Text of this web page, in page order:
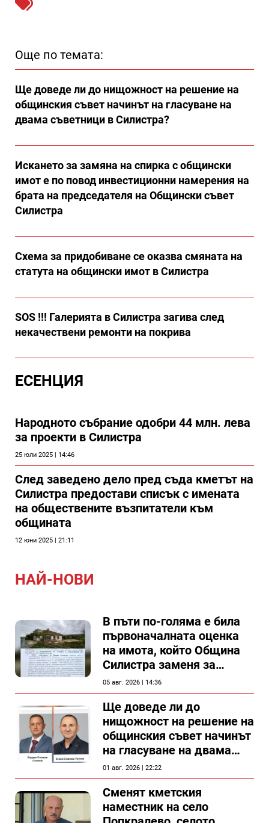
Още по темата:
Ще доведе ли до нищожност на решение на
общинския съвет начинът на гласуване на
двама съветници в Силистра?
Искането за замяна на спирка с общински
имот е по повод инвестиционни намерения на
брата на председателя на Общински съвет
Силистра
Схема за придобиване се оказва смяната на
статута на общински имот в Силистра
SOS !!! Галерията в Силистра загива след
некачествени ремонти на покрива
ЕСЕНЦИЯ
Народното събрание одобри 44 млн. лева
за проекти в Силистра
25 юли 2025 | 14:46
След заведено дело пред съда кметът на
Силистра предостави списък с имената
на обществените възпитатели към
общината
12 юни 2025 | 21:11
НАЙ-НОВИ
В пъти по-голяма е била
първоначалната оценка
на имота, който Община
Силистра заменя за
спирка, показват
документи
05 авг. 2026 | 14:36
Ще доведе ли до
нищожност на решение на
общинския съвет начинът
на гласуване на двама
съветници в Силистра?
01 авг. 2026 | 22:22
Сменят кметския
наместник на село